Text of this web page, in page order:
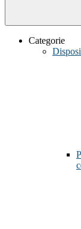
Categorie